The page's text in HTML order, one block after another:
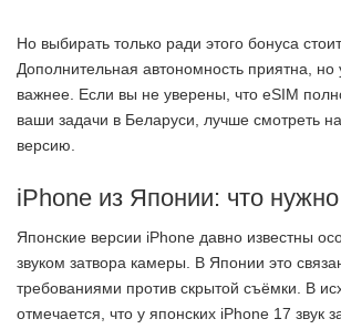
Но выбирать только ради этого бонуса
Дополнительная автономность приятна, но
важнее. Если вы не уверены, что eSIM
ваши задачи в Беларуси, лучше смотреть
версию.
iPhone из Японии: что нужно
Японские версии iPhone давно известны
звуком затвора камеры. В Японии это
требованиями против скрытой съёмки. В
отмечается, что у японских iPhone 17 звук